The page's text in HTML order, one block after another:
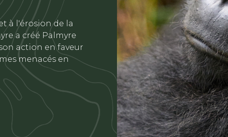
à l'érosion de la
a créé Palmyre
action en faveur
menacés en